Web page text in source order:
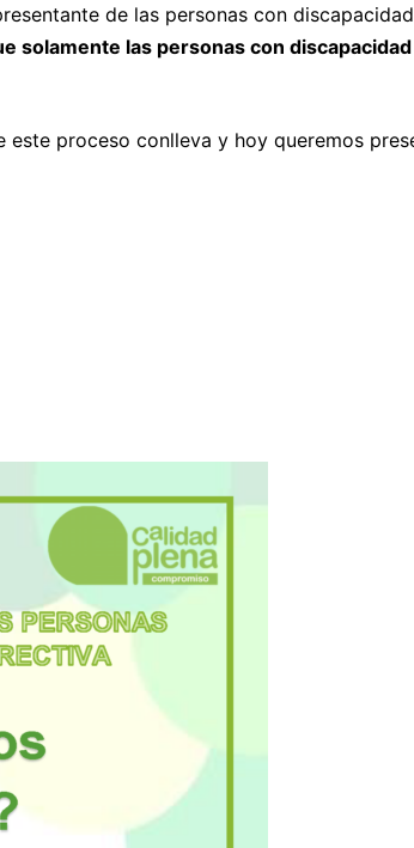
de las personas con
solamente las personas con discapacidad
proceso conlleva y hoy queremos